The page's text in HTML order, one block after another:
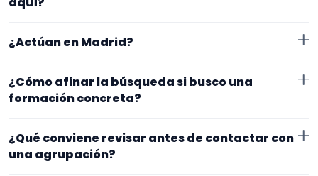
restaurantes. Conviene comparar repertorio,
¿Actúan en Madrid?
trabajan en Madrid. Algunos son de la zona y otros se
exacto, horarios y posibles gastos.
¿Cómo afinar la búsqueda si busco una
formación concreta?
Empieza por el tipo de evento y la zona. Si ya sabes el
formato que te encaja, usa el filtro de tipo de
agrupación para quedarte con opciones más
¿Qué conviene revisar antes de contactar con
una agrupación?